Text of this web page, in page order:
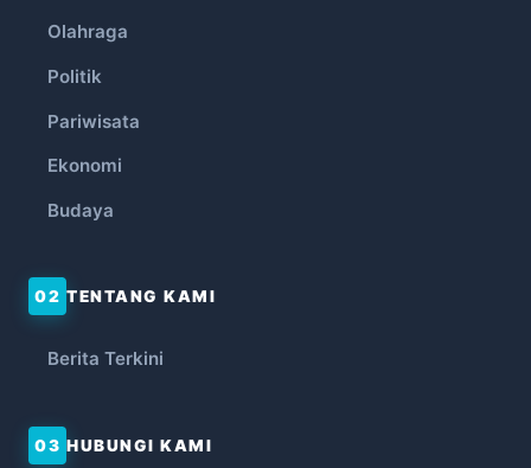
Olahraga
Politik
Pariwisata
Ekonomi
Budaya
02 TENTANG KAMI
Berita Terkini
03 HUBUNGI KAMI